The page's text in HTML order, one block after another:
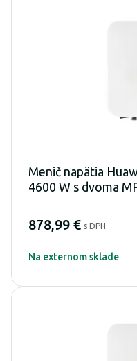
Menič napätia
4600 W s dvoma
878,99 € s DPH
Na externom sklade